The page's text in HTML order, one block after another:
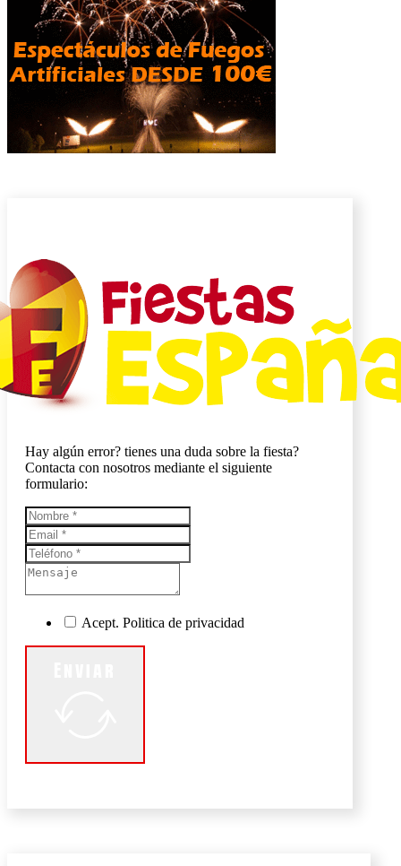
Hay algún error? tienes una duda sobre la fiesta?
Contacta con nosotros mediante el siguiente
formulario:
Acept. Politica de privacidad